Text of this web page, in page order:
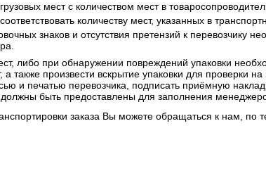
мест с количеством мест в
количеству мест, указанных в
знаков и отсутствия претензий к перевозчику
либо при обнаружении повреждений упаковки
также произвести вскрытие упаковки для проверки
и печатью перевозчика, подписать приёмную
быть предоставлены для заполнения
заказа Вы можете обращаться к нам, по